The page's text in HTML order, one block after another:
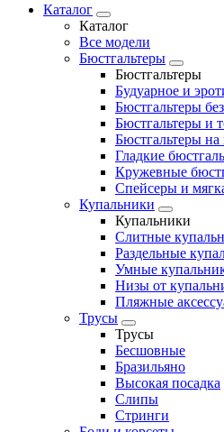
Каталог
Каталог
Все модели
Бюстгальтеры
Бюстгальтеры
Будуарное и
Бюстгальтеры
Бюстгальтеры и
Бюстгальтеры
Гладкие
Кружевные
Спейсеры и
Купальники
Купальники
Слитные
Раздельные
Умные
Низы от
Пляжные
Трусы
Трусы
Бесшовные
Бразильяно
Высокая посадка
Слипы
Стринги